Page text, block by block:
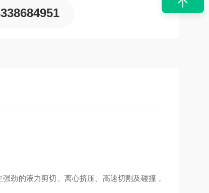
劲的液力剪切、离心挤压、高速切割及碰撞，